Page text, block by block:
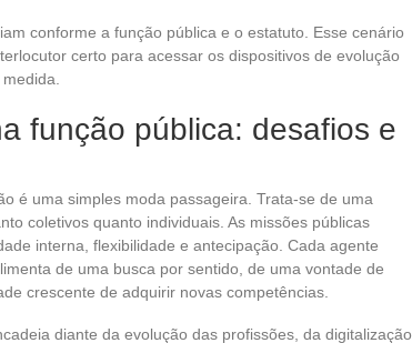
conforme a função pública e o estatuto. Esse cenário
certo para acessar os dispositivos de evolução
função pública: desafios e
é uma simples moda passageira. Trata-se de uma
coletivos quanto individuais. As missões públicas
interna, flexibilidade e antecipação. Cada agente
de uma busca por sentido, de uma vontade de
crescente de adquirir novas competências.
diante da evolução das profissões, da digitalização